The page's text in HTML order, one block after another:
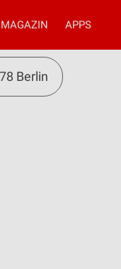
MAGAZIN APPS
Berlin